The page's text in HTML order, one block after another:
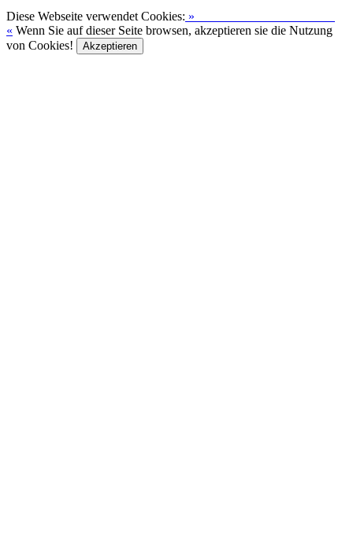
Diese Webseite verwendet Cookies: »
« Wenn Sie auf dieser Seite browsen, akzeptieren sie die Nutzung
von Cookies!
Akzeptieren